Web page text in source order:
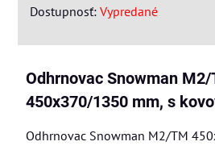
Dostupnosť: Vypredané
Odhrnovac Snowman M2/
450x370/1350 mm, s
Odhrnovac Snowman M2/TM